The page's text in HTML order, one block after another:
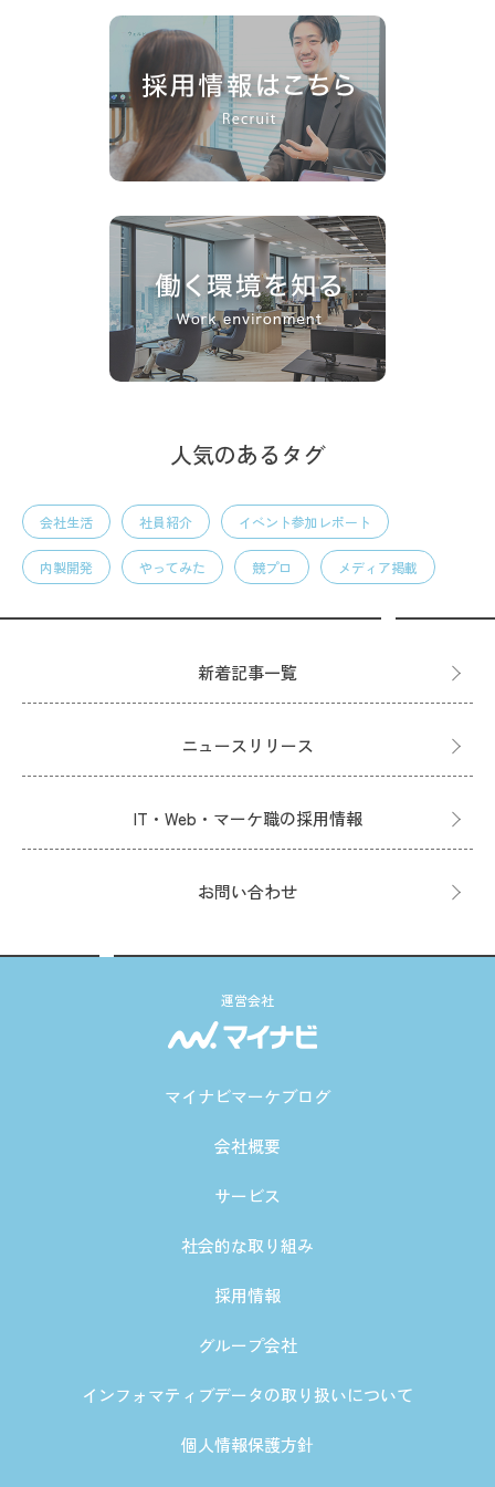
人気のあるタグ
会社生活 社員紹介 イベント参加レポート
内製開発 やってみた 競プロ メディア掲載
新着記事一覧
ニュースリリース
IT・Web・マーケ職の採用情報
お問い合わせ
運営会社
マイナビマーケブログ
会社概要
サービス
社会的な取り組み
採用情報
グループ会社
インフォマティブデータの取り扱いについて
個人情報保護方針